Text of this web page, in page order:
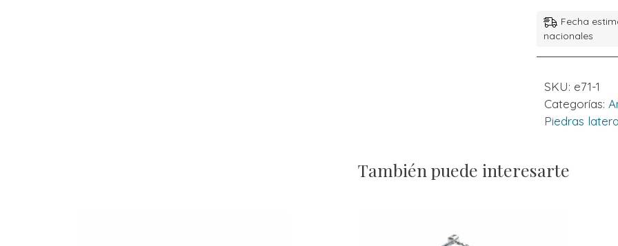
Fecha
nacionales
SKU: e71-1
Categorías:
Piedras
También puede interesarte